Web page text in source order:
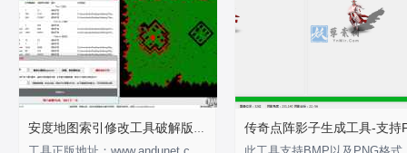
安度地图索引修改工具破解版-支持0-255